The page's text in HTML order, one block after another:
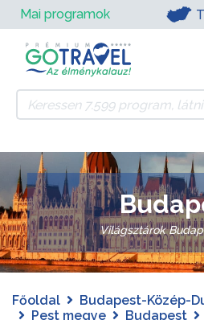
Mai programok
Világsztárok
Főoldal
Budapest-Közép-
Pest megye
Budapest